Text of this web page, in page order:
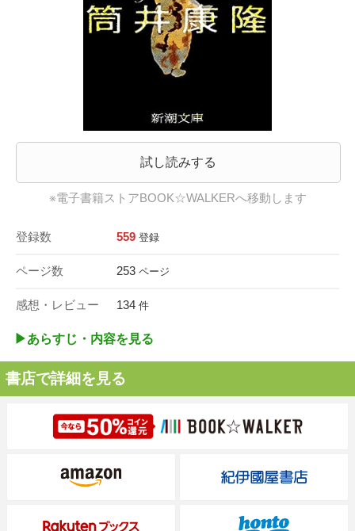
試し読みする
※電子書籍ストアBOOK☆WALKERへ移動します
登録数 559 登録
ページ数 253 ページ
感想・レビュー 134 件
▶︎あらすじ・内容を見る
書店で詳細を見る